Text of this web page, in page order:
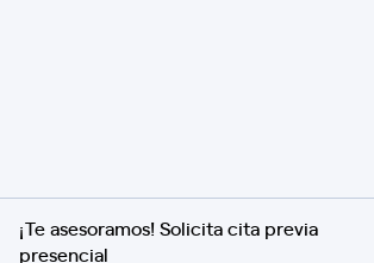
¡Te asesoramos! Solicita cita previa
presencial